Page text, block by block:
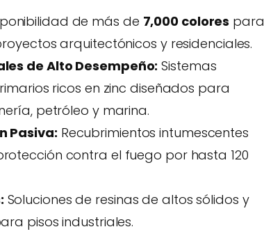
de más de 7,000 colores para
arquitectónicos y residenciales.
de Alto Desempeño: Sistemas
ricos en zinc diseñados para
petróleo y marina.
Pasiva: Recubrimientos intumescentes
contra el fuego por hasta 120
Soluciones de resinas de altos sólidos y
pisos industriales.